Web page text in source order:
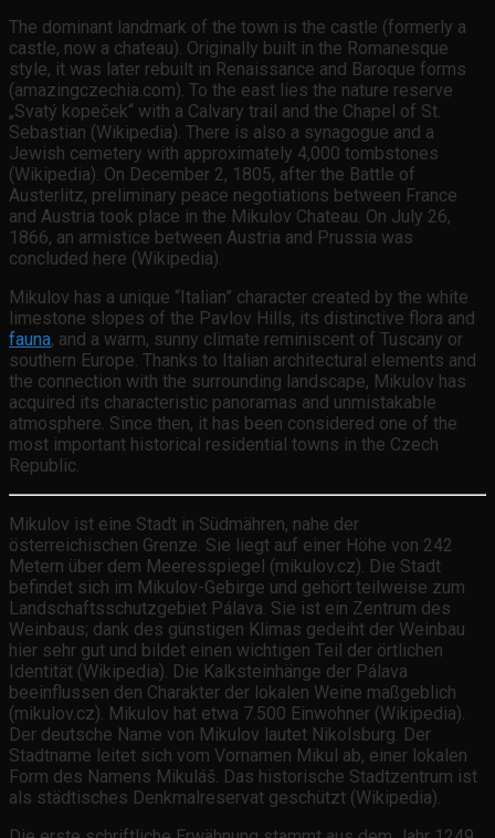
The dominant landmark of the town is the castle (formerly a
castle, now a chateau). Originally built in the Romanesque
style, it was later rebuilt in Renaissance and Baroque forms
(amazingczechia.com). To the east lies the nature reserve
„Svatý kopeček“ with a Calvary trail and the Chapel of St.
Sebastian (Wikipedia). There is also a synagogue and a
Jewish cemetery with approximately 4,000 tombstones
(Wikipedia). On December 2, 1805, after the Battle of
Austerlitz, preliminary peace negotiations between France
and Austria took place in the Mikulov Chateau. On July 26,
1866, an armistice between Austria and Prussia was
concluded here (Wikipedia).
Mikulov has a unique “Italian” character created by the white
limestone slopes of the Pavlov Hills, its distinctive flora and
fauna, and a warm, sunny climate reminiscent of Tuscany or
southern Europe. Thanks to Italian architectural elements and
the connection with the surrounding landscape, Mikulov has
acquired its characteristic panoramas and unmistakable
atmosphere. Since then, it has been considered one of the
most important historical residential towns in the Czech
Republic.
Mikulov ist eine Stadt in Südmähren, nahe der
österreichischen Grenze. Sie liegt auf einer Höhe von 242
Metern über dem Meeresspiegel (mikulov.cz). Die Stadt
befindet sich im Mikulov-Gebirge und gehört teilweise zum
Landschaftsschutzgebiet Pálava. Sie ist ein Zentrum des
Weinbaus; dank des günstigen Klimas gedeiht der Weinbau
hier sehr gut und bildet einen wichtigen Teil der örtlichen
Identität (Wikipedia). Die Kalksteinhänge der Pálava
beeinflussen den Charakter der lokalen Weine maßgeblich
(mikulov.cz). Mikulov hat etwa 7.500 Einwohner (Wikipedia).
Der deutsche Name von Mikulov lautet Nikolsburg. Der
Stadtname leitet sich vom Vornamen Mikul ab, einer lokalen
Form des Namens Mikuláš. Das historische Stadtzentrum ist
als städtisches Denkmalreservat geschützt (Wikipedia).